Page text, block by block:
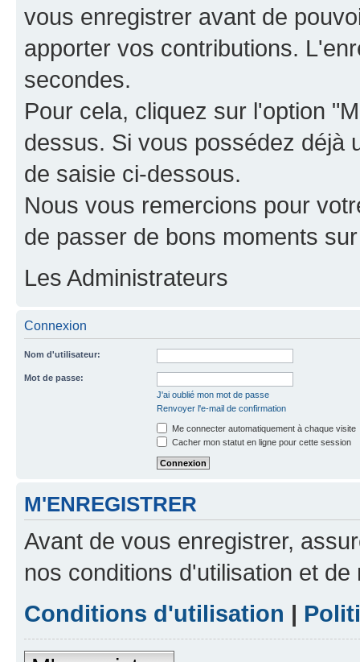
vous enregistrer avant de
apporter vos contributions.
secondes.
Pour cela, cliquez sur l'option
dessus. Si vous possédez déjà
de saisie ci-dessous.
Nous vous remercions pour
de passer de bons moments
Les Administrateurs
Connexion
Nom d'utilisateur:
Mot de passe:
J'ai oublié mon mot de passe
Renvoyer l'e-mail de confirmation
Me connecter automatiquement à chaque visite
Cacher mon statut en ligne pour cette session
M'ENREGISTRER
Avant de vous enregistrer,
nos conditions d'utilisation et
Conditions d'utilisation |